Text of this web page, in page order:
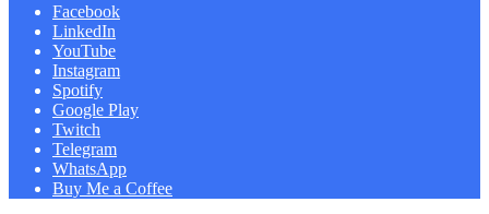
Facebook
LinkedIn
YouTube
Instagram
Spotify
Google Play
Twitch
Telegram
WhatsApp
Buy Me a Coffee